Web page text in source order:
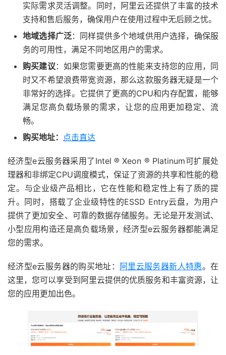
实际需求灵活调整。同时，阿里云还提供了丰富的技术
支持和售后服务，确保用户在使用过程中无后顾之忧。
地域选择广泛：同样提供多个地域供用户选择，确保服
务的可用性，满足不同地区用户的需求。
购买建议：如果您需要更高的性能来支持您的应用，同
时又不希望浪费带宽资源，那么这款服务器无疑是一个
非常好的选择。它提供了更高的CPU和内存配置，能够
满足您高负载场景的需求，让您的应用更加稳定、流
畅。
购买地址： 点击直达
经济型e云服务器采用了Intel ® Xeon ® Platinum可扩展处
理器和非绑定CPU调度模式，保证了资源的共享和性能的稳
定。与企业级产品相比，它在性能和稳定性上有了质的提
升。同时，搭载了企业级特性的ESSD Entry云盘，为用户
提供了更加安全、可靠的数据存储服务。无论是开发测试、
小型应用构造还是高负载场景，经济型e云服务器都能满足
您的需求。
经济型e云服务器的购买地址： 阿里云服务器新人特惠。在
这里，您可以享受到阿里云提供的优质服务和丰富资源，让
您的应用更加出色。